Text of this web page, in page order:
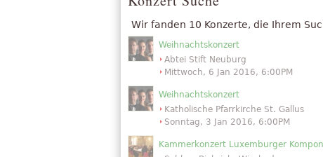
Wir fanden 10 Konzerte, die Ihrem
Weihnachtskonzert
Abtei Stift Neuburg
Mittwoch, 6 Jan 2016, 6:00PM
Weihnachtskonzert
Katholische Pfarrkirche St. Gallus
Sonntag, 3 Jan 2016, 6:00PM
Kammerkonzert Luxemburger